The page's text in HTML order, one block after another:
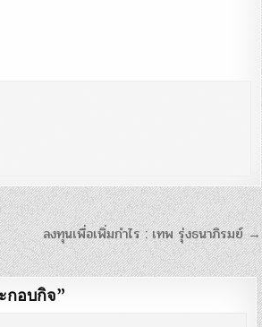
ลงทุนเพื่อเพิ่มกำไร : เทพ รุ่งธนาภิรมย์ →
กอบกิจ”